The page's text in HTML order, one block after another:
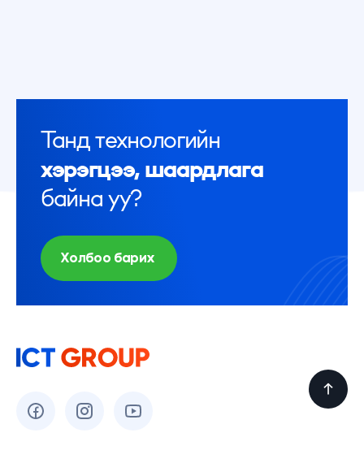
Танд технологийн
хэрэгцээ, шаардлага
байна уу?
Холбоо барих